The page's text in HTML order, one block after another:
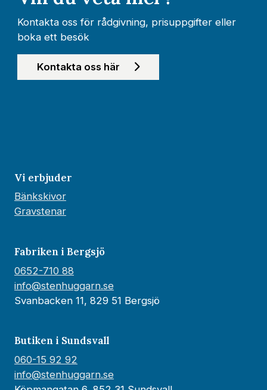
Kontakta oss för rådgivning, prisuppgifter eller
boka ett besök
Kontakta oss här
Vi erbjuder
Bänkskivor
Gravstenar
Fabriken i Bergsjö
0652-710 88
info@stenhuggarn.se
Svanbacken 11, 829 51 Bergsjö
Butiken i Sundsvall
060-15 92 92
info@stenhuggarn.se